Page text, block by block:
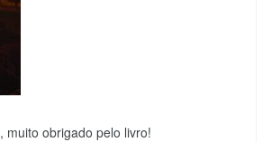
, muito obrigado pelo livro!